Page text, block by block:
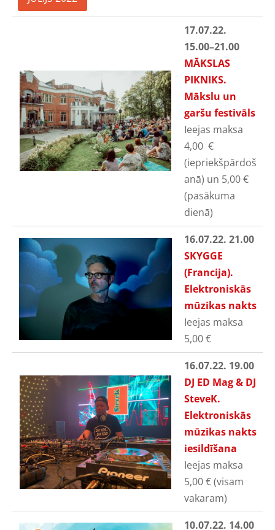
17.07.22.
15.00–21.00
MĀKSLAS
PIKNIKS.
Mākslu un
garšu festivāls
Ieejas maksa
4,00 €
(iepriekšpārdoš
anā) un 5,00€
(pasākuma
dienā)
16.07.22. 21.00
SKYGGE
(Francija).
Elektroniskās
mūzikas nakts
Ieejas maksa
5,00€
16.07.22. 19.00
DJ ED Mag & DJ
SteveK.
Elektroniskās
mūzikas nakts
iesildīšana
Ieejas maksa
5,00€ (visam
vakaram)
10.07.22. 14.00